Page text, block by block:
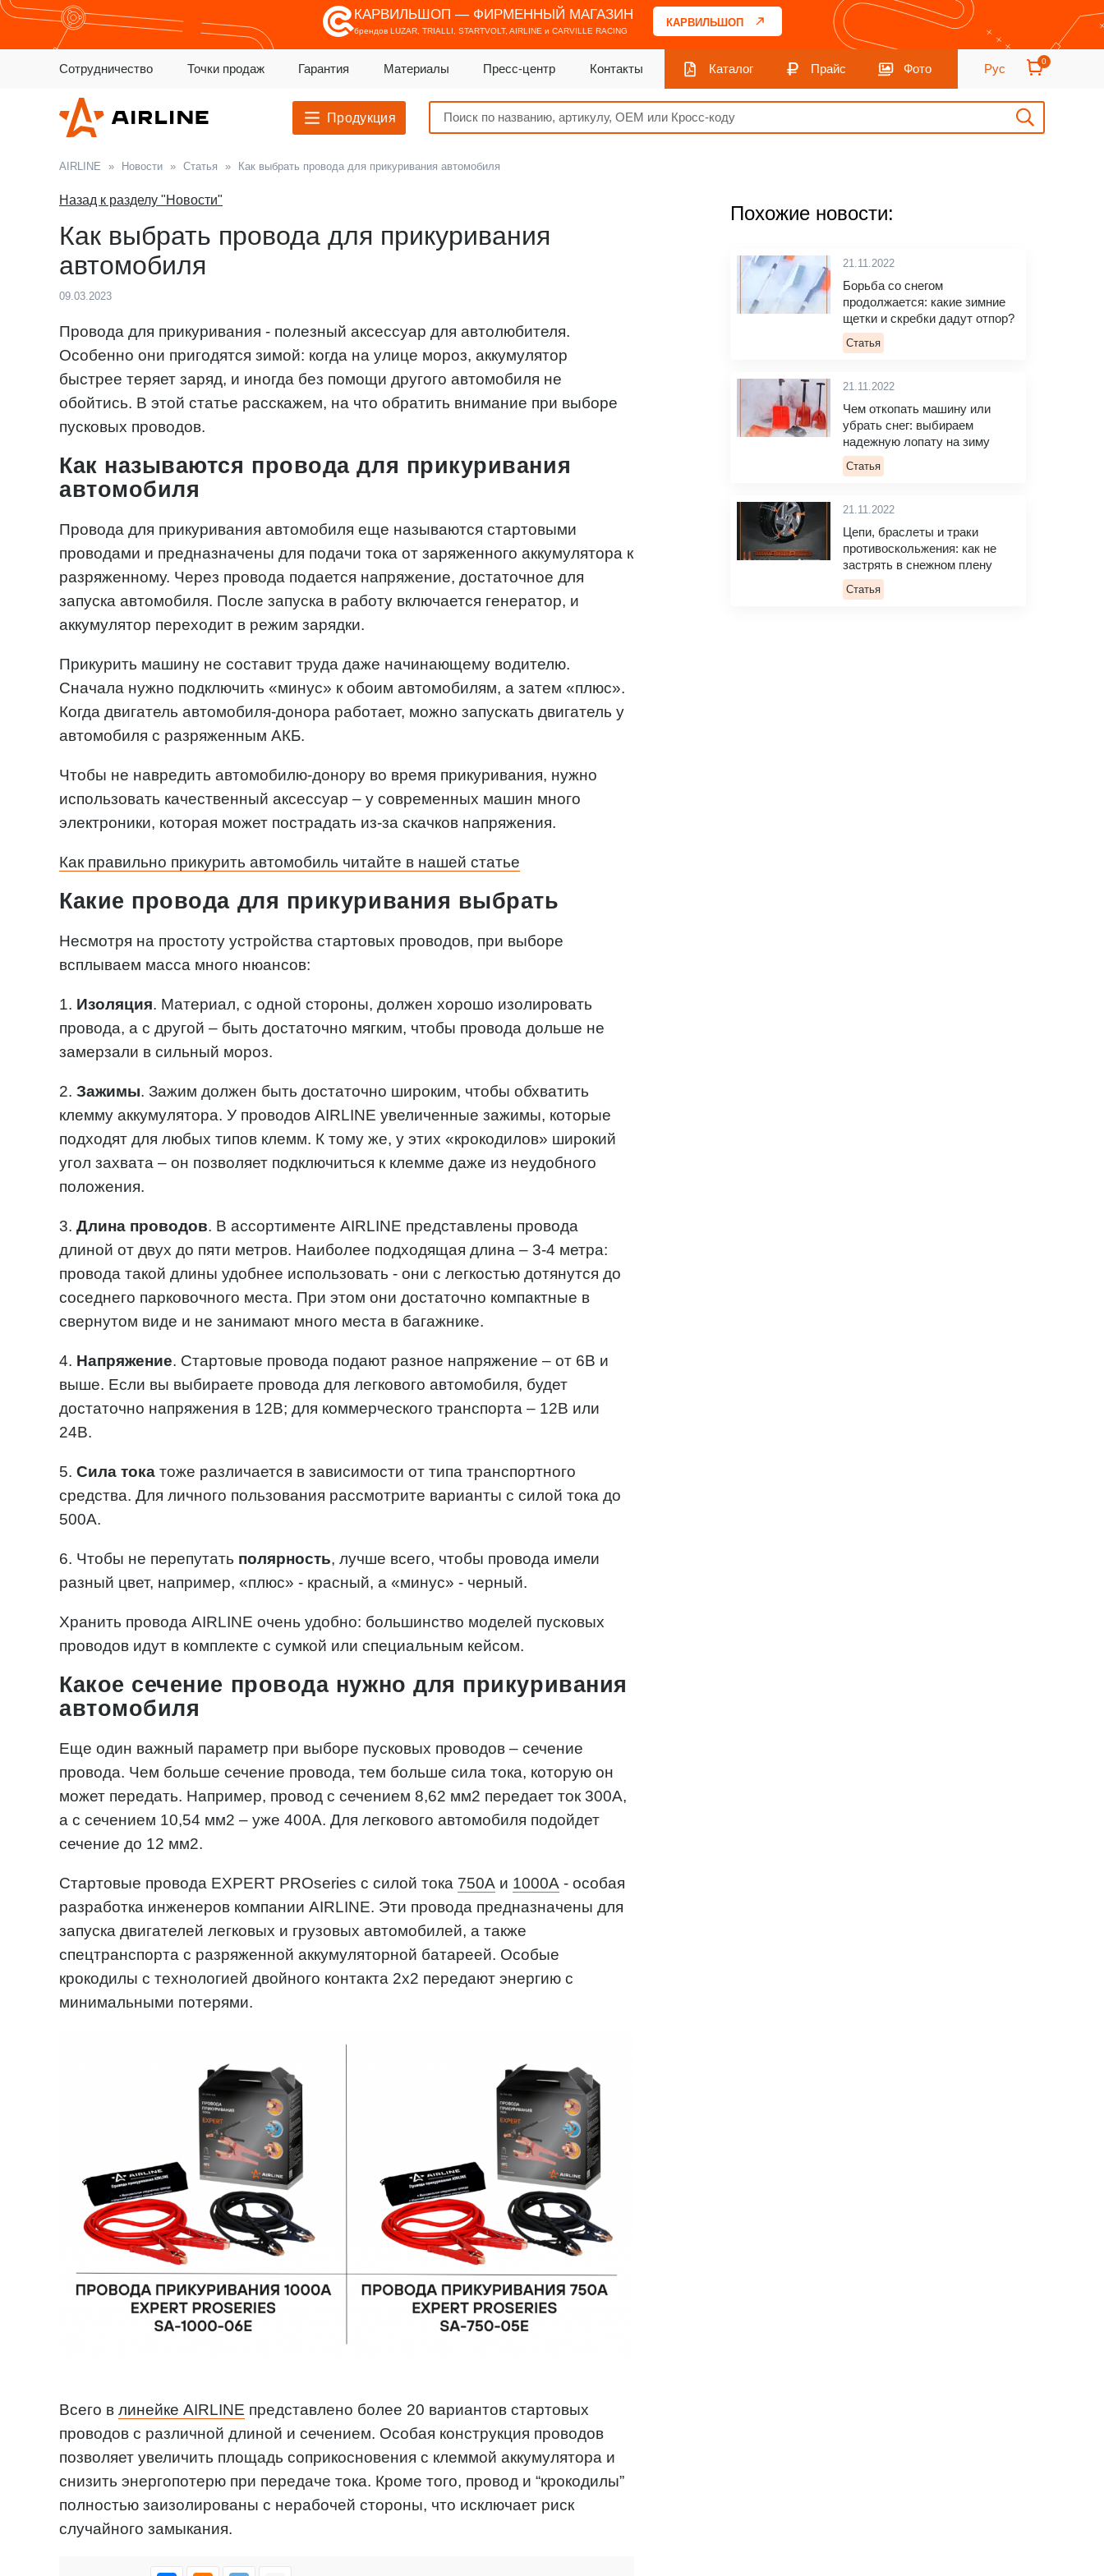
КАРВИЛЬШОП — ФИРМЕННЫЙ МАГАЗИН
брендов LUZAR, TRIALLI, STARTVOLT, AIRLINE и CARVILLE RACING
КАРВИЛЬШОП
Сотрудничество Точки продаж Гарантия Материалы Пресс-центр Контакты Каталог Прайс Фото Рус
0
Продукция
AIRLINE » Новости » Статья » Как выбрать провода для прикуривания автомобиля
Назад к разделу "Новости"
Как выбрать провода для прикуривания
автомобиля
09.03.2023
Провода для прикуривания - полезный аксессуар для автолюбителя.
Особенно они пригодятся зимой: когда на улице мороз, аккумулятор
быстрее теряет заряд, и иногда без помощи другого автомобиля не
обойтись. В этой статье расскажем, на что обратить внимание при выборе
пусковых проводов.
Как называются провода для прикуривания
автомобиля
Провода для прикуривания автомобиля еще называются стартовыми
проводами и предназначены для подачи тока от заряженного аккумулятора к
разряженному. Через провода подается напряжение, достаточное для
запуска автомобиля. После запуска в работу включается генератор, и
аккумулятор переходит в режим зарядки.
Прикурить машину не составит труда даже начинающему водителю.
Сначала нужно подключить «минус» к обоим автомобилям, а затем «плюс».
Когда двигатель автомобиля-донора работает, можно запускать двигатель у
автомобиля с разряженным АКБ.
Чтобы не навредить автомобилю-донору во время прикуривания, нужно
использовать качественный аксессуар – у современных машин много
электроники, которая может пострадать из-за скачков напряжения.
Как правильно прикурить автомобиль читайте в нашей статье
Какие провода для прикуривания выбрать
Несмотря на простоту устройства стартовых проводов, при выборе
всплываем масса много нюансов:
1. Изоляция. Материал, с одной стороны, должен хорошо изолировать
провода, а с другой – быть достаточно мягким, чтобы провода дольше не
замерзали в сильный мороз.
2. Зажимы. Зажим должен быть достаточно широким, чтобы обхватить
клемму аккумулятора. У проводов AIRLINE увеличенные зажимы, которые
подходят для любых типов клемм. К тому же, у этих «крокодилов» широкий
угол захвата – он позволяет подключиться к клемме даже из неудобного
положения.
3. Длина проводов. В ассортименте AIRLINE представлены провода
длиной от двух до пяти метров. Наиболее подходящая длина – 3-4 метра:
провода такой длины удобнее использовать - они с легкостью дотянутся до
соседнего парковочного места. При этом они достаточно компактные в
свернутом виде и не занимают много места в багажнике.
4. Напряжение. Стартовые провода подают разное напряжение – от 6В и
выше. Если вы выбираете провода для легкового автомобиля, будет
достаточно напряжения в 12В; для коммерческого транспорта – 12В или
24В.
5. Сила тока тоже различается в зависимости от типа транспортного
средства. Для личного пользования рассмотрите варианты с силой тока до
500А.
6. Чтобы не перепутать полярность, лучше всего, чтобы провода имели
разный цвет, например, «плюс» - красный, а «минус» - черный.
Хранить провода AIRLINE очень удобно: большинство моделей пусковых
проводов идут в комплекте с сумкой или специальным кейсом.
Какое сечение провода нужно для прикуривания
автомобиля
Еще один важный параметр при выборе пусковых проводов – сечение
провода. Чем больше сечение провода, тем больше сила тока, которую он
может передать. Например, провод с сечением 8,62 мм2 передает ток 300А,
а с сечением 10,54 мм2 – уже 400А. Для легкового автомобиля подойдет
сечение до 12 мм2.
Стартовые провода EXPERT PROseries с силой тока 750А и 1000А - особая
разработка инженеров компании AIRLINE. Эти провода предназначены для
запуска двигателей легковых и грузовых автомобилей, а также
спецтранспорта с разряженной аккумуляторной батареей. Особые
крокодилы с технологией двойного контакта 2х2 передают энергию с
минимальными потерями.
Всего в линейке AIRLINE представлено более 20 вариантов стартовых
проводов с различной длиной и сечением. Особая конструкция проводов
позволяет увеличить площадь соприкосновения с клеммой аккумулятора и
снизить энергопотерю при передаче тока. Кроме того, провод и “крокодилы”
полностью заизолированы с нерабочей стороны, что исключает риск
случайного замыкания.
Похожие новости:
21.11.2022
Борьба со снегом
продолжается: какие зимние
щетки и скребки дадут отпор?
Статья
21.11.2022
Чем откопать машину или
убрать снег: выбираем
надежную лопату на зиму
Статья
21.11.2022
Цепи, браслеты и траки
противоскольжения: как не
застрять в снежном плену
Статья